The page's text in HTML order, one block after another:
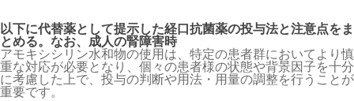
以下に代替薬として提⽰した経⼝抗菌薬の投与法と注意点をま
とめる。なお、成⼈の腎障害時
アモキシシリン水和物の使用は、特定の患者群においてより慎
重な対応が必要となり、個々の患者様の状態や背景因子を十分
に考慮した上で、投与の判断や用法・用量の調整を行うことが
重要です。